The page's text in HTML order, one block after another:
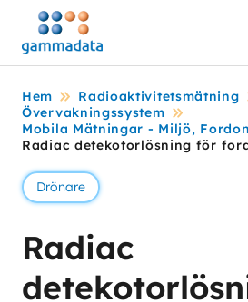
Hoppa
huvudinnehållt
Hem
Radioaktivitetsmätning
Övervakningssystem
Mobila Mätningar - Miljö,
Radiac detekotorlösning för
Drönare
Radiac